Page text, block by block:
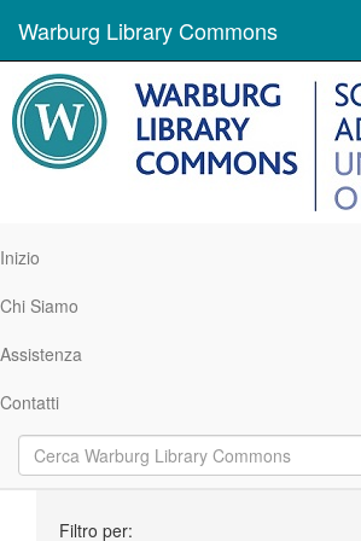
Warburg Library Commons
Inizio
Chi Siamo
Assistenza
Contatti
Filtro per: